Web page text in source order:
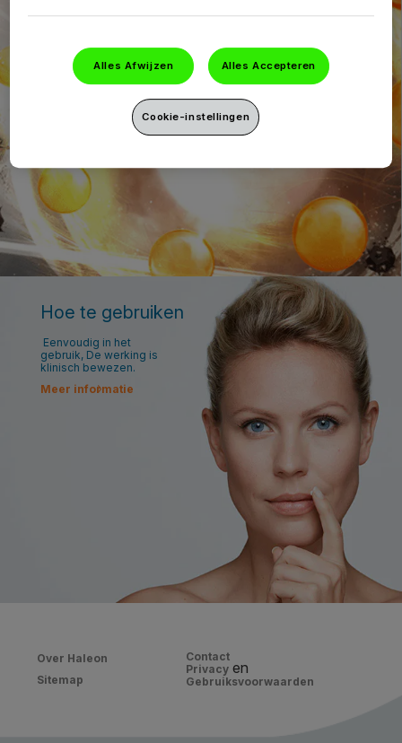
ontstekingsremmer en een antiviraal middel de
ontwikkeling van blaren vermindert en het
genezingsproces van een koortslip verkort.
Hoe te gebruiken
Eenvoudig in het
gebruik, De werking is
klinisch bewezen.
Meer informatie
Over Haleon
Sitemap
Contact
Privacyen
Gebruiksvoorwaarden
Alles Afwijzen Alles Accepteren
Cookie-instellingen